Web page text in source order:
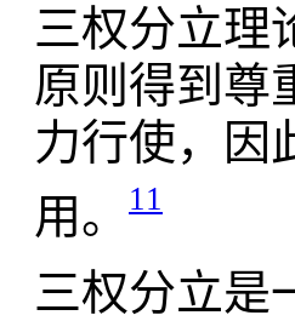
三权分立理
原则得到尊
力行使，因
用。
11
三权分立是